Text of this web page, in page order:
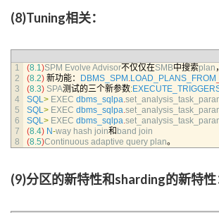
(8)Tuning相关：
1
2
3
4
5
6
7
8
(8.1)SPM Evolve Advisor不仅仅在SMB中搜索plan
(8.2) 新功能： DBMS_SPM .LOAD_PLANS_FROM
(8.3) SPA测试的三个新参数:
SQL> EXEC dbms_sqlpa.
SQL> EXEC dbms_sqlpa.
SQL> EXEC dbms_sqlpa.
(8.4) N-way hash join和 band join
(8.5)Continuous adaptive query plan。
(9)分区的新特性和sharding的新特性